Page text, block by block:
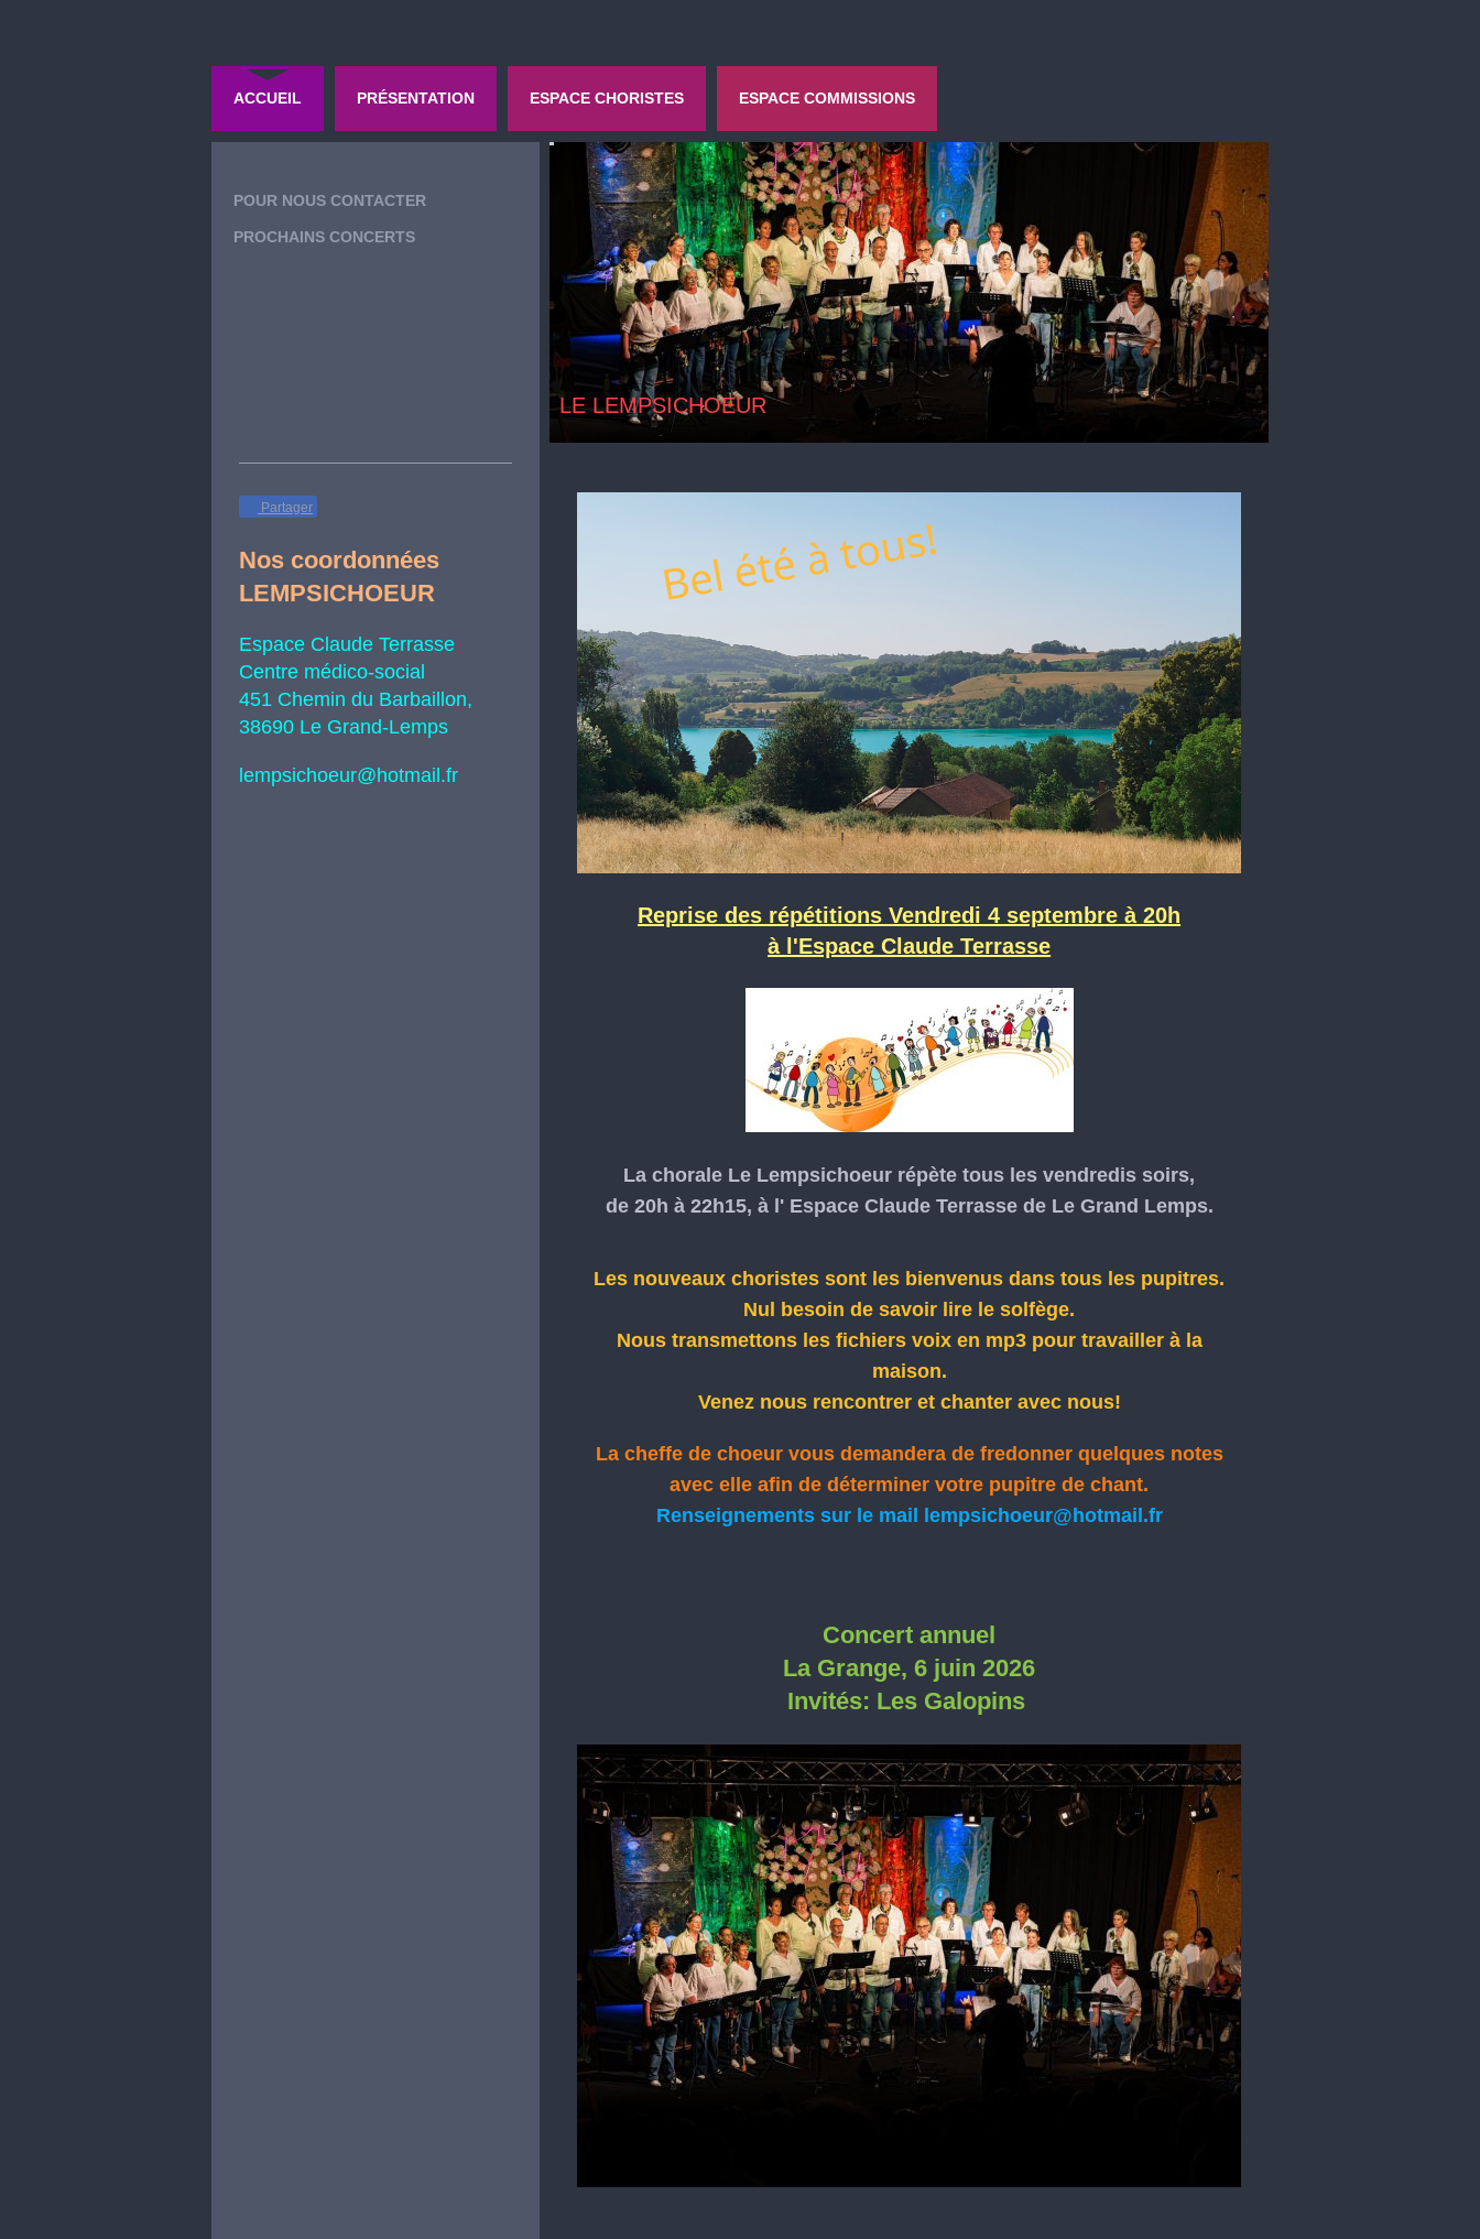
ACCUEIL PRÉSENTATION ESPACE CHORISTES ESPACE COMMISSIONS
LE LEMPSICHOEUR
Reprise des répétitions Vendredi 4 septembre à 20h
à l'Espace Claude Terrasse
La chorale Le Lempsichoeur répète tous les vendredis soirs,
de 20h à 22h15, à l' Espace Claude Terrasse de Le Grand Lemps.
Les nouveaux choristes sont les bienvenus dans tous les pupitres.
Nul besoin de savoir lire le solfège.
Nous transmettons les fichiers voix en mp3 pour travailler à la
maison.
Venez nous rencontrer et chanter avec nous!
La cheffe de choeur vous demandera de fredonner quelques notes
avec elle afin de déterminer votre pupitre de chant.
Renseignements sur le mail lempsichoeur@hotmail.fr
Concert annuel
La Grange, 6 juin 2026
Invités: Les Galopins
POUR NOUS CONTACTER
PROCHAINS CONCERTS
Partager
Nos coordonnées
LEMPSICHOEUR
Espace Claude Terrasse
Centre médico-social
451 Chemin du Barbaillon,
38690 Le Grand-Lemps
lempsichoeur@hotmail.fr